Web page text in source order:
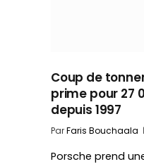
Coup de
prime pour 27
depuis 1997
ParFaris Bouchaala
Porsche prend